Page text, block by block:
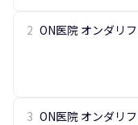
2 ON医院 オンダリ
3 ON医院 オンダリ